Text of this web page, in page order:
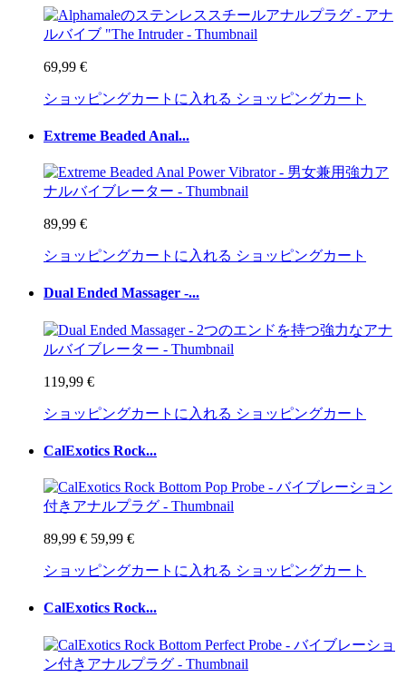
69,99 €
ショッピングカートに入れる ショッピングカート
Extreme Beaded Anal...
89,99 €
ショッピングカートに入れる ショッピングカート
Dual Ended Massager -...
119,99 €
ショッピングカートに入れる ショッピングカート
CalExotics Rock...
89,99 € 59,99 €
ショッピングカートに入れる ショッピングカート
CalExotics Rock...